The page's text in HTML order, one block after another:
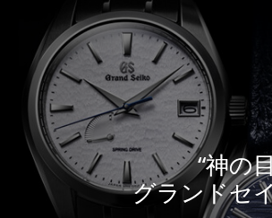
“神の
グランドセ